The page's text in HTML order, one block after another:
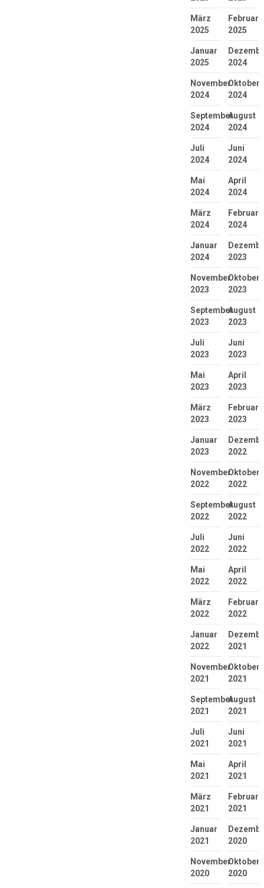
März
2025
Februar
2025
Januar
2025
2024
November
2024
Oktober
2024
September
2024
August
2024
Juli
2024
Juni
2024
Mai
2024
April
2024
März
2024
Februar
2024
Januar
2024
2023
November
2023
Oktober
2023
September
2023
August
2023
Juli
2023
Juni
2023
Mai
2023
April
2023
März
2023
Februar
2023
Januar
2023
2022
November
2022
Oktober
2022
September
2022
August
2022
Juli
2022
Juni
2022
Mai
2022
April
2022
März
2022
Februar
2022
Januar
2022
2021
November
2021
Oktober
2021
September
2021
August
2021
Juli
2021
Juni
2021
Mai
2021
April
2021
März
2021
Februar
2021
Januar
2021
2020
November
2020
Oktober
2020